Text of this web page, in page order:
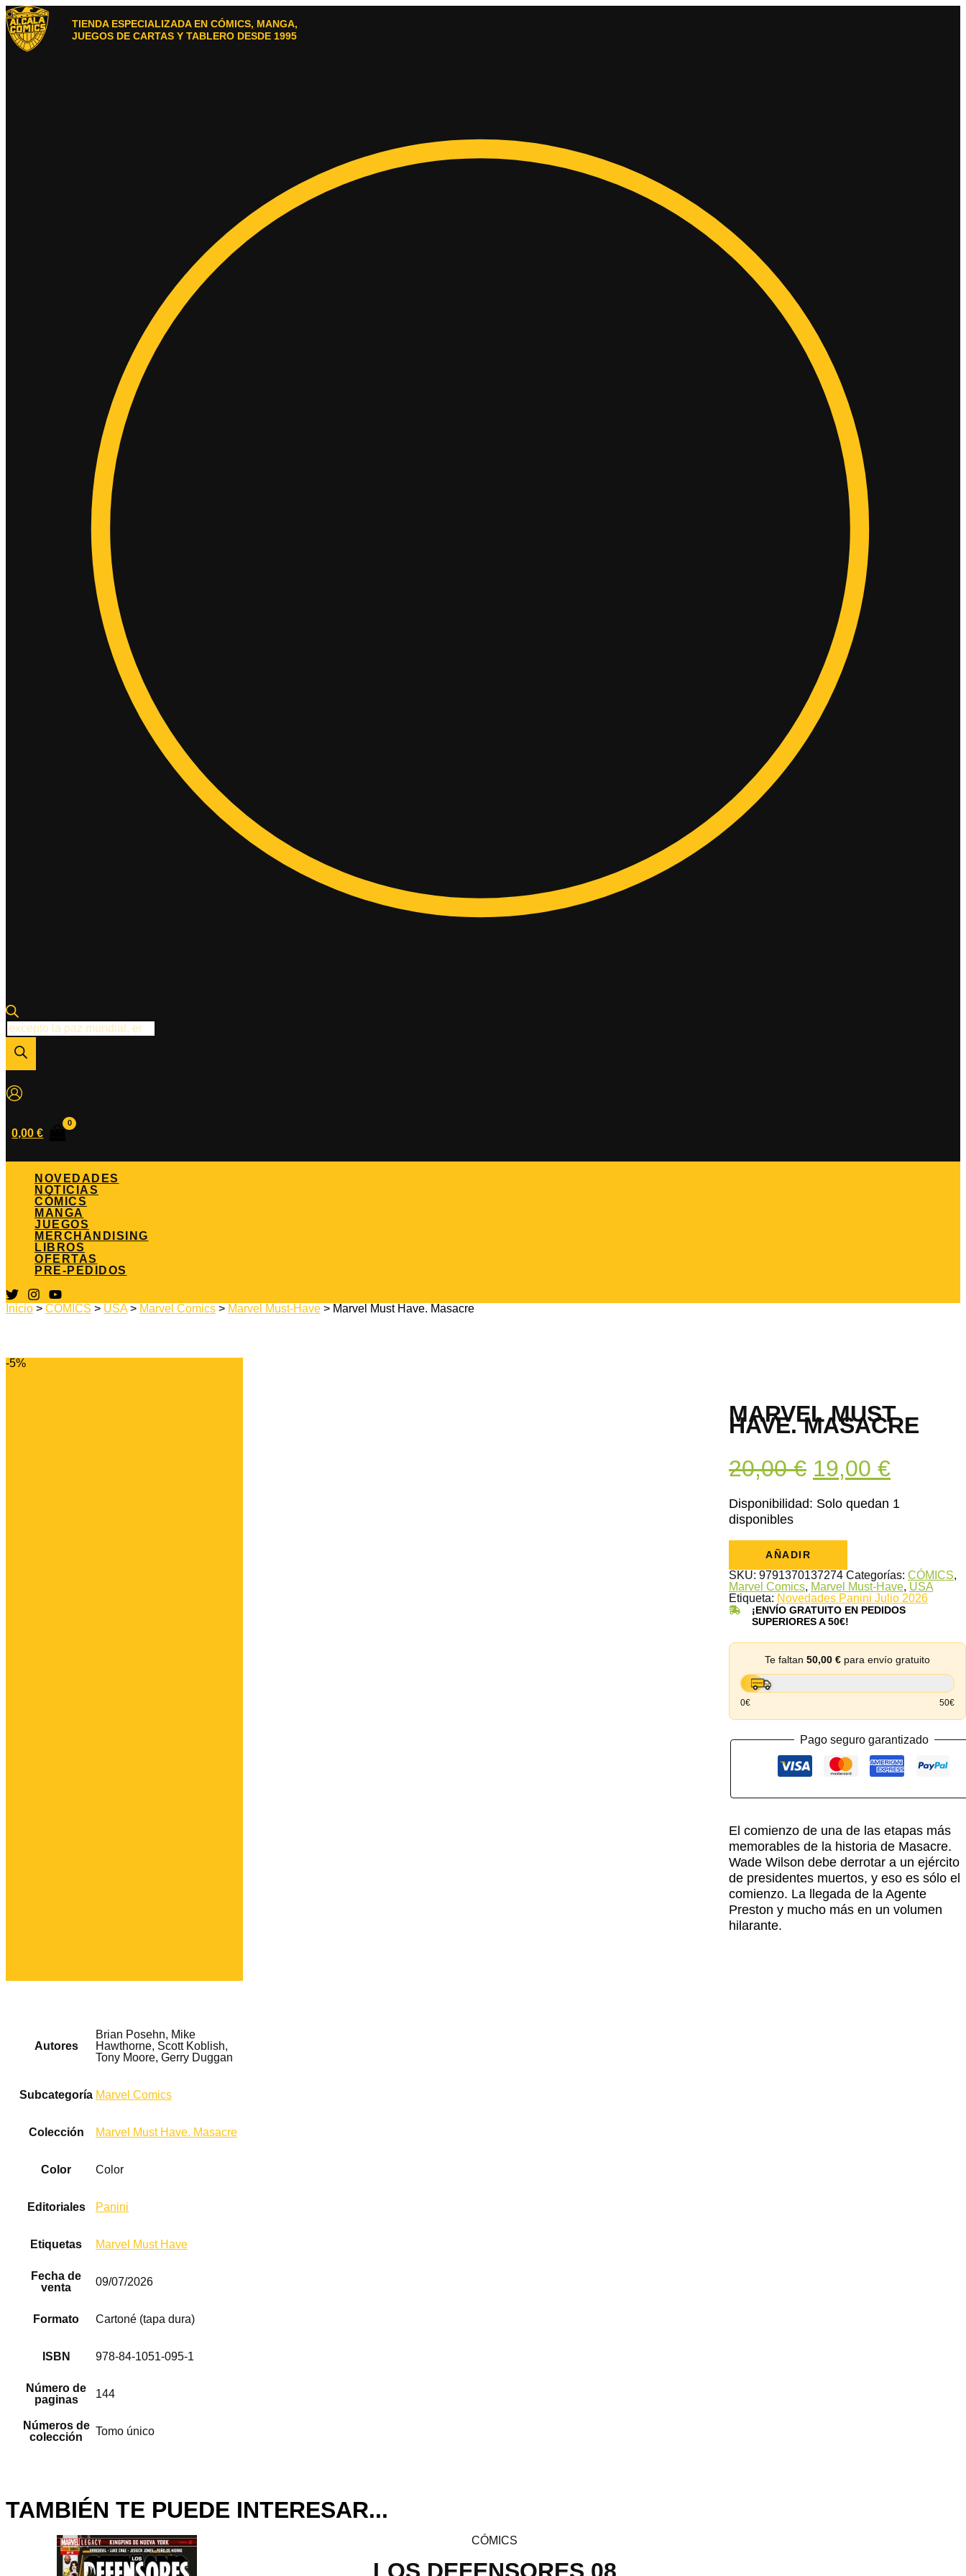
Ir
al
contenido
TIENDA ESPECIALIZADA EN CÓMICS, MANGA,
JUEGOS DE CARTAS Y TABLERO DESDE 1995
Búsqueda
de
productos
0,00€
NOVEDADES
NOTICIAS
CÓMICS
MANGA
JUEGOS
MERCHANDISING
LIBROS
OFERTAS
PRE-PEDIDOS
Inicio > CÓMICS > USA > Marvel Comics > Marvel Must-Have > Marvel Must Have. Masacre
-5%
MARVEL MUST
HAVE. MASACRE
20,00€ El
precio
20,00 €.
19,00 €El
precio
19,00
Disponibilidad: Solo quedan 1
disponibles
Have.
Masacre
cantidad
AÑADIR
SKU: 9791370137274 Categorías: CÓMICS,
Marvel Comics, Marvel Must-Have, USA
Etiqueta: Novedades Panini Julio 2026
¡ENVÍO GRATUITO EN PEDIDOS
SUPERIORES A 50€!
Te faltan 50,00 € para envío gratuito
0€ 50€
Pago seguro garantizado
El comienzo de una de las etapas más
memorables de la historia de Masacre.
Wade Wilson debe derrotar a un ejército
de presidentes muertos, y eso es sólo el
comienzo. La llegada de la Agente
Preston y mucho más en un volumen
hilarante.
Autores
Brian Posehn, Mike
Hawthorne, Scott Koblish,
Tony Moore, Gerry Duggan
Subcategoría Marvel Comics
Colección Marvel Must Have. Masacre
Color Color
Editoriales Panini
Etiquetas Marvel Must Have
Fecha de
venta
09/07/2026
Formato Cartoné (tapa dura)
ISBN 978-84-1051-095-1
Número de
paginas
144
Números de
colección
Tomo único
TAMBIÉN TE PUEDE INTERESAR...
CÓMICS